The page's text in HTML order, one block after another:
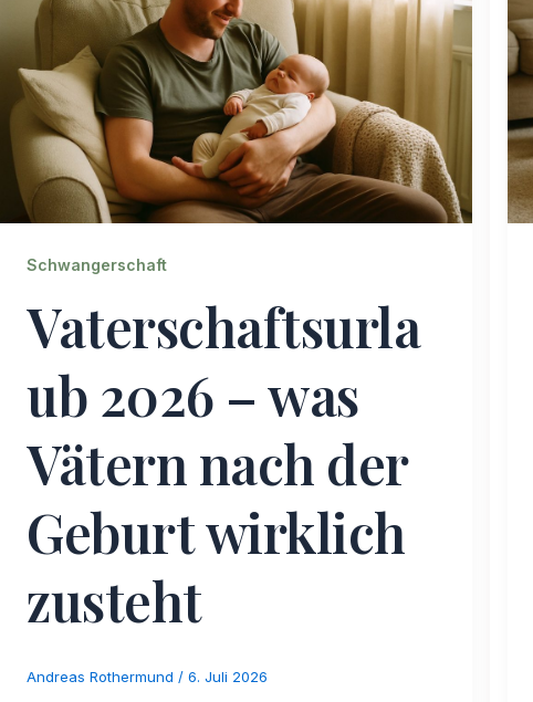
Schwangerschaft
Vaterschaftsurla
ub 2026 – was
Vätern nach der
Geburt wirklich
zusteht
Andreas Rothermund / 6. Juli 2026